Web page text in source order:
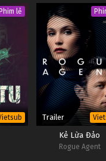
12
lẻ
Trailer
Kẻ Lừa Đảo
Rogue Agent